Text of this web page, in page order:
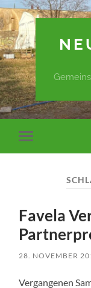
Mobile-
Menü
Favela
28. NOVEMBER
Vergangenen